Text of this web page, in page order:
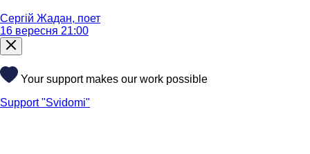
Сергій Жадан, поет
16 вересня 21:00
Your support makes our work possible
Support "Svidomi"